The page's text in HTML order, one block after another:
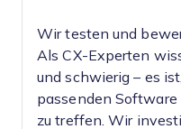
Wir testen und
Als CX-Experten
und schwierig – es
passenden
zu treffen. Wir